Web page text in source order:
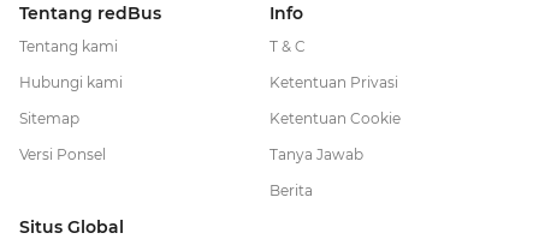
Tentang redBus
Tentang kami
Hubungi kami
Sitemap
Versi Ponsel
Info
T & C
Ketentuan Privasi
Ketentuan Cookie
Tanya Jawab
Berita
Situs Global